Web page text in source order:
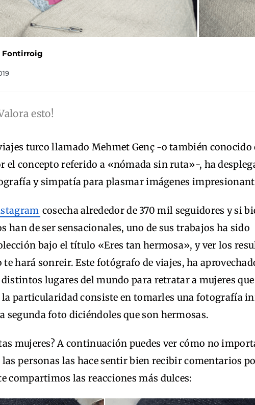
Fontirroig
esto!
turco llamado Mehmet Genç -o también conocido
el concepto referido a «nómada sin ruta»-, ha
y simpatía para plasmar imágenes
cosecha alrededor de 370 mil seguidores y si
han de ser sensacionales, uno de sus trabajos ha sido
bajo el título «Eres tan hermosa», y ver los
hará sonreir. Este fotógrafo de viajes, ha
lugares del mundo para retratar a mujeres
la particularidad consiste en tomarles una fotografía
segunda foto diciéndoles que son hermosas.
mujeres? A continuación puedes ver cómo no
las personas las hace sentir bien recibir comentarios
compartimos las reacciones más dulces: